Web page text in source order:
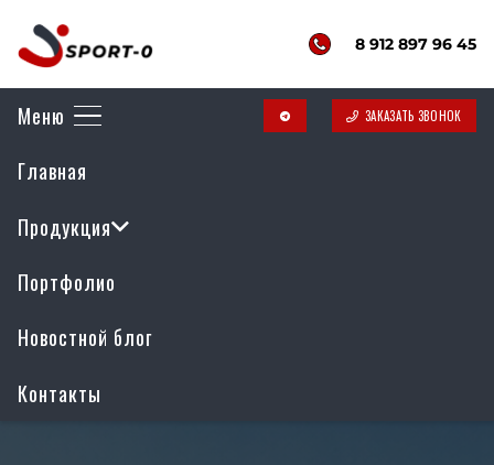
8 912 897 96 45
Меню
Главная
Продукция
Портфолио
Новостной блог
Контакты
telegram ЗАКАЗАТЬ ЗВОНОК